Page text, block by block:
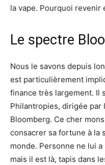
la vape. Pourquoi revenir
Le spectre
Nous le savons depuis
est particulièrement
finance très largement. Il
Philantropies, dirigée par
Bloomberg. Ce cher
consacrer sa fortune à la
monde. Personne ne lui
mais il est là, tapis dans